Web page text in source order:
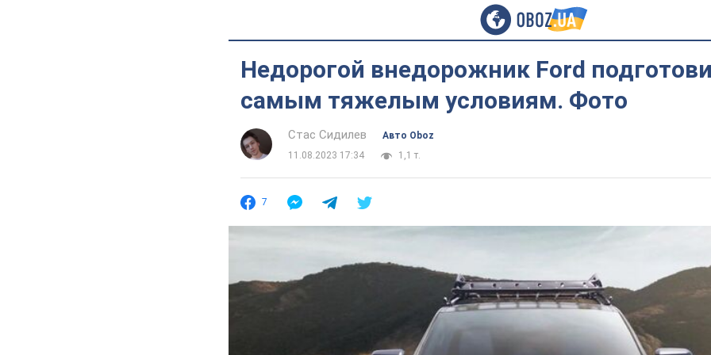
Недорогой внедорожник Ford
самым тяжелым условиям. Фото
Стас Сидилев
Авто Oboz
11.08.2023 17:34
1,1 т.
7